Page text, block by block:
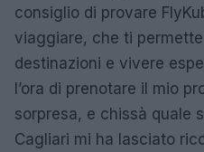
consiglio di provare
viaggiare, che ti
destinazioni e vivere
l’ora di prenotare il mio
sorpresa, e chissà quale
Cagliari mi ha lasciato